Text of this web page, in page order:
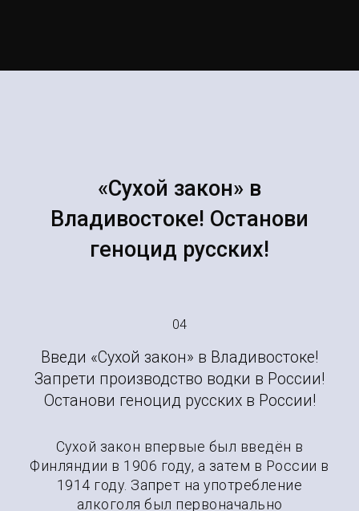
«Сухой закон» в
Владивостоке! Останови
геноцид русских!
04
Введи «Сухой закон» в Владивостоке!
Запрети производство водки в России!
Останови геноцид русских в России!
Сухой закон впервые был введён в
Финляндии в 1906 году, а затем в России в
1914 году. Запрет на употребление
алкоголя был первоначально